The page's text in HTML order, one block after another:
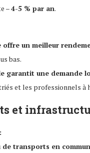
–4-5 % par an.
offre un meilleur
bas.
garantit une demande
et les professionnels à
et
de transports en commun